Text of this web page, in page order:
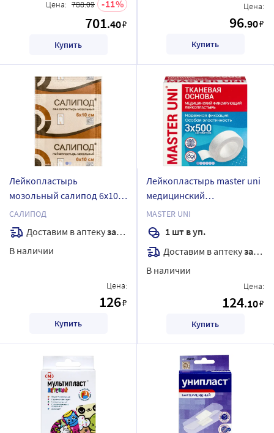
Цена: 788.09 11
701.40₽
Купить
Цена:
96.90₽
Купить
Лейкопластырь
мозольный салипод 6х10
см
САЛИПОД
Доставим в аптекузавтра
В наличии
Цена:
126₽
Купить
Лейкопластырь master uni
медицинский
фиксирующий на тканевой
основе 3x500 см
MASTER UNI
1 шт в уп.
Доставим в аптекузавтра
В наличии
Цена:
124.10₽
Купить